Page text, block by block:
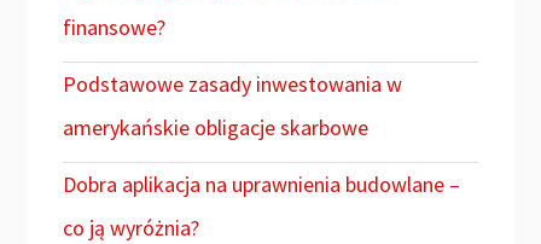
finansowe?
Podstawowe zasady inwestowania w
amerykańskie obligacje skarbowe
Dobra aplikacja na uprawnienia budowlane –
co ją wyróżnia?